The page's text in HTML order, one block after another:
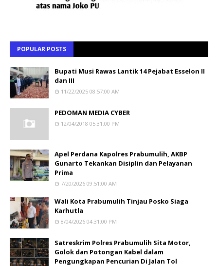
POPULAR POSTS
Bupati Musi Rawas Lantik 14 Pejabat Esselon II
dan III
11/22/2025 08:57:00 AM
PEDOMAN MEDIA CYBER
12/04/2018 05:31:00 PM
Apel Perdana Kapolres Prabumulih, AKBP
Gunarto Tekankan Disiplin dan Pelayanan
Prima
7/20/2026 09:51:00 AM
Wali Kota Prabumulih Tinjau Posko Siaga
Karhutla
8/04/2026 04:31:00 PM
Satreskrim Polres Prabumulih Sita Motor,
Golok dan Potongan Kabel dalam
Pengungkapan Pencurian Di Jalan Tol